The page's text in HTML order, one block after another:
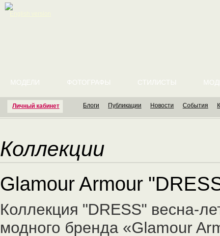
Личный кабинет
МОДЕЛИ ФОТОГРАФЫ СТИЛИСТЫ
Блоги Публикации Новости События
Коллекции
Glamour Armour
Коллекция "DRESS" весна-
модного бренда «Glamour